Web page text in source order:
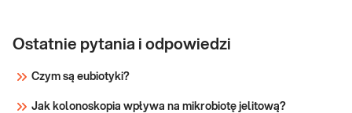
Ostatnie pytania i odpowiedzi
Czym są eubiotyki?
Jak kolonoskopia wpływa na mikrobiotę jelitową?